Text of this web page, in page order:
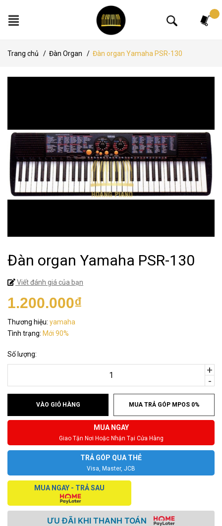
Trang chủ / Đàn Organ / Đàn organ Yamaha PSR-130
Đàn organ Yamaha PSR-130
Viết đánh giá của bạn
1.200.000₫
Thương hiệu: yamaha
Tình trạng: Mới 90%
Số lượng:
-
+
VÀO GIỎ HÀNG MUA TRẢ GÓP MPOS 0%
MUA NGAY
Giao Tận Nơi Hoặc Nhận Tại Cửa Hàng
TRẢ GÓP QUA THẺ
Visa, Master, JCB
MUA NGAY - TRẢ SAU
ƯU ĐÃI KHI THANH TOÁN